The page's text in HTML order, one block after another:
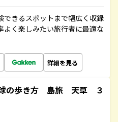
できるスポットまで幅広く収録
よく楽しみたい旅行者に最適な
詳細を見る
の歩き方 島旅 天草 ３